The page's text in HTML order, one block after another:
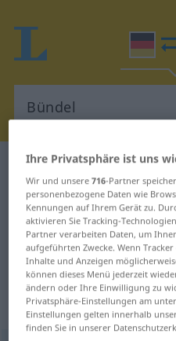
Deutsch-Kroatisch
Deutsch-
"Bündel"
"Bündel"
„Bündel“:
Ihre Privatsphäre ist uns
Wir und unsere716-Partner
personenbezogene Daten wie
Kennungen auf Ihrem Gerät zu.
aktivieren Sie Tracking-
Partner verarbeiten Daten, um
aufgeführten Zwecke. Wenn
Inhalte und Anzeigen
können dieses Menü jederzeit
ändern oder Ihre Einwilligung zu
Privatsphäre-Einstellungen am
Einstellungen gelten innerhalb
finden Sie in unserer